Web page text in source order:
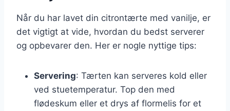
Når du har lavet din citrontærte med vanilje, er
det vigtigt at vide, hvordan du bedst serverer
og opbevarer den. Her er nogle nyttige tips:
Servering: Tærten kan serveres kold eller
ved stuetemperatur. Top den med
flødeskum eller et drys af flormelis for et